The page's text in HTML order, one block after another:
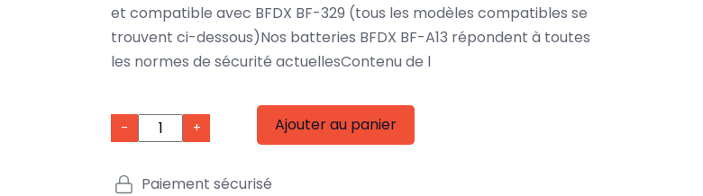
et compatible avec BFDX BF-329 (tous les modèles compatibles se
trouvent ci-dessous)Nos batteries BFDX BF-A13 répondent à toutes
les normes de sécurité actuellesContenu de l
- + Ajouter au panier
Paiement sécurisé